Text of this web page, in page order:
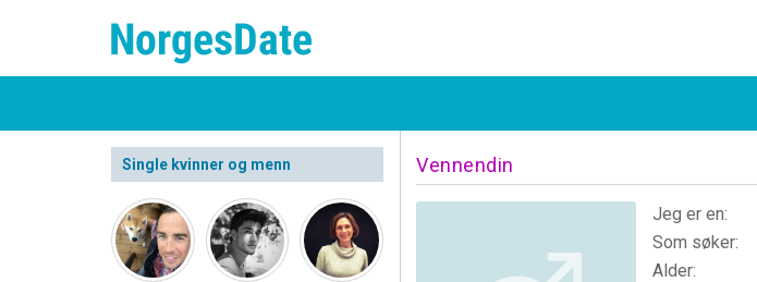
Single kvinner og menn Vennendin
Jeg er en:
Som søker:
Alder: